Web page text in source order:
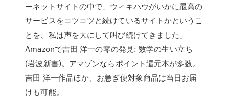
ーネットサイトの中で、ウィキハウがいかに最高の
サービスをコツコツと続けているサイトかというこ
とを、私は声を大にして叫び続けてきました」
Amazonで吉田 洋一の零の発見: 数学の生い立ち
(岩波新書)。アマゾンならポイント還元本が多数。
吉田 洋一作品ほか、お急ぎ便対象商品は当日お届
けも可能。